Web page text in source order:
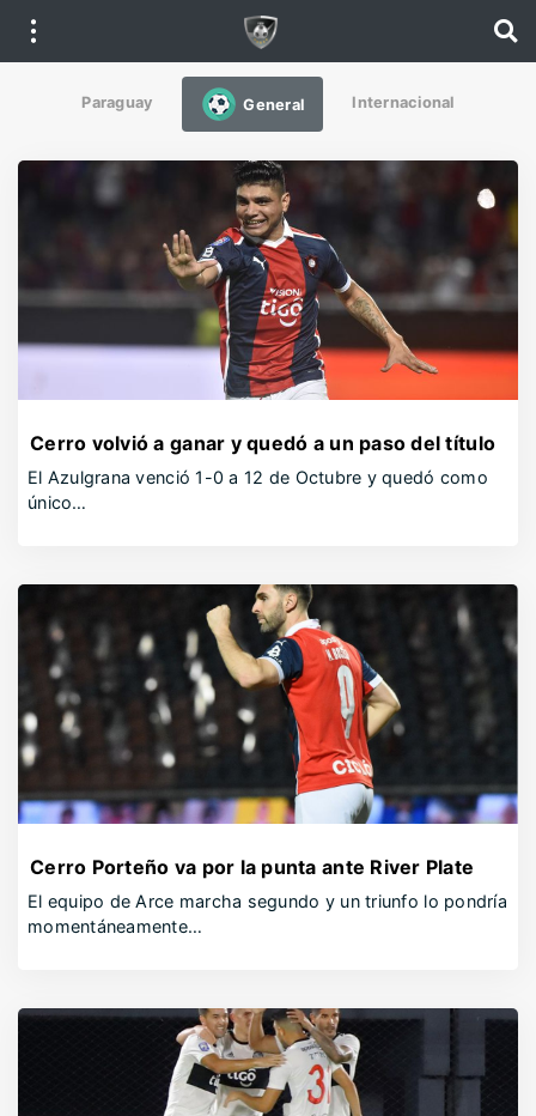
Paraguay General Internacional
Cerro volvió a ganar y quedó a un paso del título
El Azulgrana venció 1-0 a 12 de Octubre y quedó como
único…
Cerro Porteño va por la punta ante River Plate
El equipo de Arce marcha segundo y un triunfo lo pondría
momentáneamente…